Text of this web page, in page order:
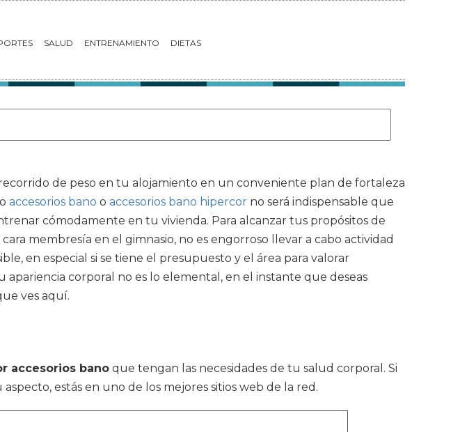
SALUD ENTRENAMIENTO DIETAS
de peso en tu alojamiento en un conveniente plan de fortaleza
accesorios bano o accesorios bano hipercor no será indispensable que
cómodamente en tu vivienda. Para alcanzar tus propósitos de
membresía en el gimnasio, no es engorroso llevar a cabo actividad
en especial si se tiene el presupuesto y el área para valorar
corporal no es lo elemental, en el instante que deseas
ves aquí.
accesorios bano que tengan las necesidades de tu salud corporal. Si
estás en uno de los mejores sitios web de la red.